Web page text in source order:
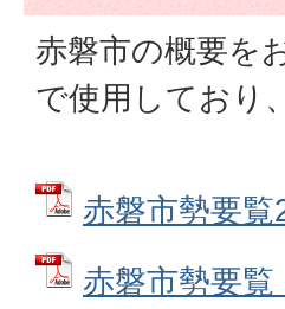
赤磐市の概要を
で使用しており
赤磐市勢要
赤磐市勢要